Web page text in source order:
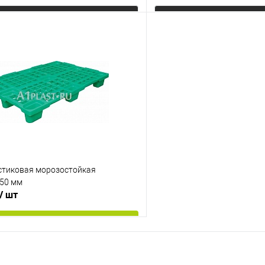
Под заказ
морозостойкая
мм
/ шт